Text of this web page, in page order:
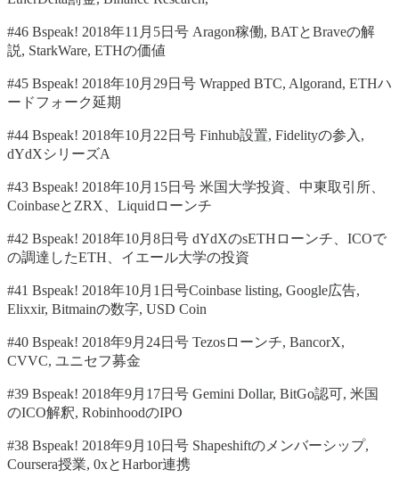
#46 Bspeak! 2018年11月5日号 Aragon稼働, BATとBraveの解
説, StarkWare, ETHの価値
#45 Bspeak! 2018年10月29日号 Wrapped BTC, Algorand, ETHハ
ードフォーク延期
#44 Bspeak! 2018年10月22日号 Finhub設置, Fidelityの参入,
dYdXシリーズA
#43 Bspeak! 2018年10月15日号 米国大学投資、中東取引所、
CoinbaseとZRX、Liquidローンチ
#42 Bspeak! 2018年10月8日号 dYdXのsETHローンチ、ICOで
の調達したETH、イエール大学の投資
#41 Bspeak! 2018年10月1日号Coinbase listing, Google広告,
Elixxir, Bitmainの数字, USD Coin
#40 Bspeak! 2018年9月24日号 Tezosローンチ, BancorX,
CVVC, ユニセフ募金
#39 Bspeak! 2018年9月17日号 Gemini Dollar, BitGo認可, 米国
のICO解釈, RobinhoodのIPO
#38 Bspeak! 2018年9月10日号 Shapeshiftのメンバーシップ,
Coursera授業, 0xとHarbor連携